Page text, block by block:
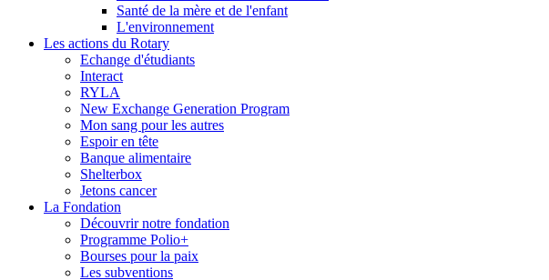
Santé de la mère et de l'enfant
L'environnement
Les actions du Rotary
Echange d'étudiants
Interact
RYLA
New Exchange Generation Program
Mon sang pour les autres
Espoir en tête
Banque alimentaire
Shelterbox
Jetons cancer
La Fondation
Découvrir notre fondation
Programme Polio+
Bourses pour la paix
Les subventions